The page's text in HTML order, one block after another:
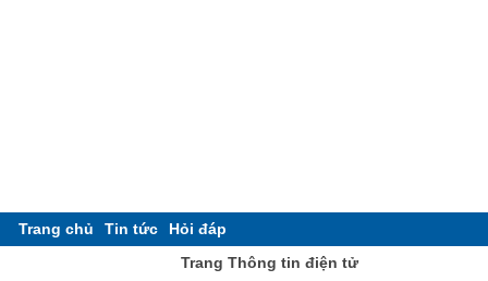
Trang chủ Tin tức
Hỏi đáp
Trang Thông tin điện tử